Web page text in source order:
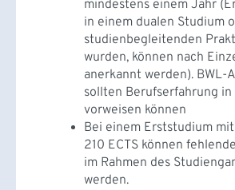
mindestens einem Jahr
in einem dualen Studium
studienbegleitenden
wurden, können nach
anerkannt werden). BWL-
sollten Berufserfahrung
vorweisen können
Bei einem Erststudium
210 ECTS können
im Rahmen des
werden.